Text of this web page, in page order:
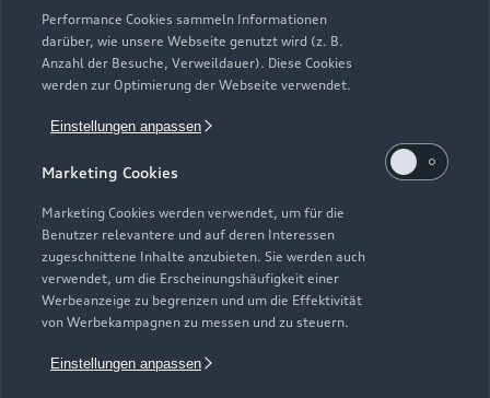
Performance Cookies sammeln Informationen
darüber, wie unsere Webseite genutzt wird (z. B.
Anzahl der Besuche, Verweildauer). Diese Cookies
werden zur Optimierung der Webseite verwendet.
Einstellungen anpassen
Marketing Cookies
Marketing Cookies werden verwendet, um für die
Benutzer relevantere und auf deren Interessen
zugeschnittene Inhalte anzubieten. Sie werden auch
verwendet, um die Erscheinungshäufigkeit einer
Werbeanzeige zu begrenzen und um die Effektivität
von Werbekampagnen zu messen und zu steuern.
Einstellungen anpassen
Elektromodelle
Plug-in-Hybride
Neuwagensuche
Gebrauchtwagensuche
Geschäftskunden
Service & Zubehör
Saisonale Angebote
Audi Services
Garantie
Audi digital services
myAudi
Support
Audi Code
Häufige Fragen (FAQ)
Audi Online Beratung
Online-Terminvereinbarung
Über Audi
Unternehmen
Karriere
Investor Relations
© 2026 AUDI AG. Alle Rechte vorbehalten
Impressum Rechtliches